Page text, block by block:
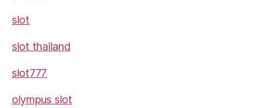
slot
slot thailand
slot777
olympus slot